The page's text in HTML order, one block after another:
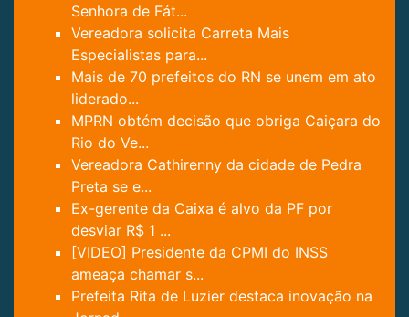
Senhora de Fát...
Vereadora solicita Carreta Mais
Especialistas para...
Mais de 70 prefeitos do RN se unem em ato
liderado...
MPRN obtém decisão que obriga Caiçara do
Rio do Ve...
Vereadora Cathirenny da cidade de Pedra
Preta se e...
Ex-gerente da Caixa é alvo da PF por
desviar R$ 1 ...
[VIDEO] Presidente da CPMI do INSS
ameaça chamar s...
Prefeita Rita de Luzier destaca inovação na